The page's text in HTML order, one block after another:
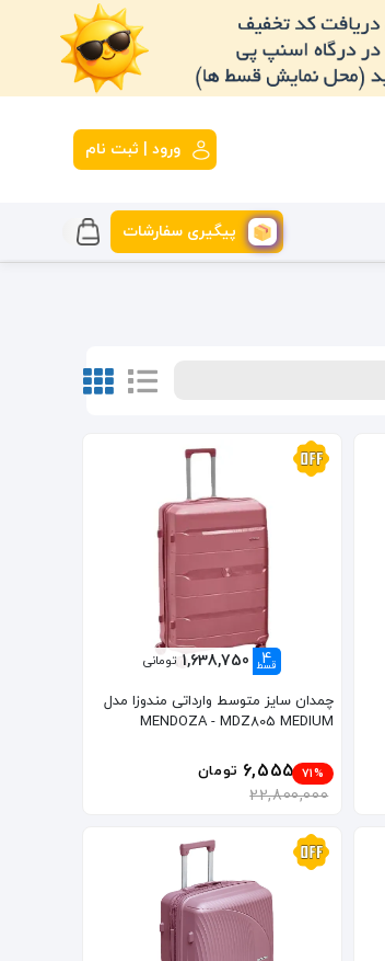
ورود | ثبت نام
پیگیری سفارشات
4
قسط 1,638,750 تومانی
چمدان سایز متوسط وارداتی مندوزا مدل
MENDOZA - MDZ805 MEDIUM
6,555,000 تومان
22,800,000
71%